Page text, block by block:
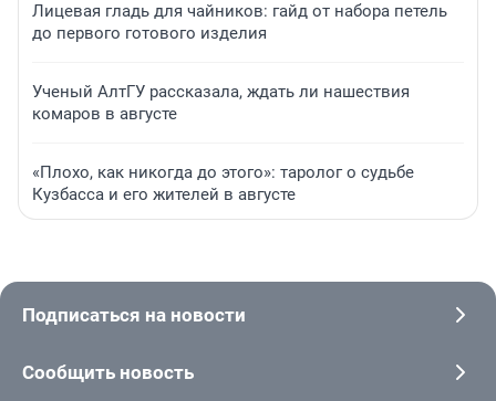
Лицевая гладь для чайников: гайд от набора петель
до первого готового изделия
Ученый АлтГУ рассказала, ждать ли нашествия
комаров в августе
«Плохо, как никогда до этого»: таролог о судьбе
Кузбасса и его жителей в августе
Подписаться на новости
Сообщить новость